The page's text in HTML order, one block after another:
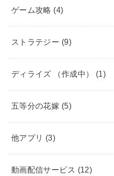
ゲーム攻略 (4)
ストラテジー (9)
ディライズ （作成中） (1)
五等分の花嫁 (5)
他アプリ (3)
動画配信サービス (12)